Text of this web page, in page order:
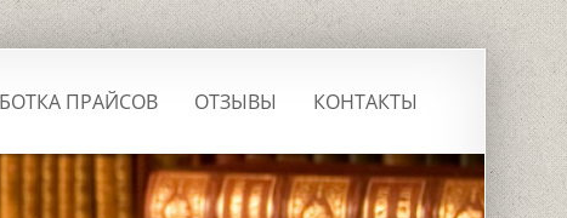
ПРАЙСОВ ОТЗЫВЫ КОНТАКТЫ